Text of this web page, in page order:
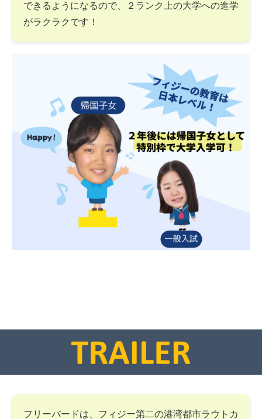
できるようになるので、２ランク上の大学への進学
がラクラクです！
フリーバードは、フィジー第二の港湾都市ラウトカ